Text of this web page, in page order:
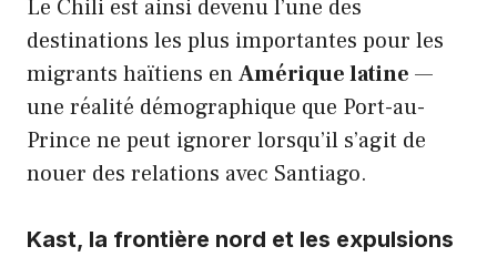
Le Chili est ainsi devenu l’une des
destinations les plus importantes pour les
migrants haïtiens enAmérique latine —
une réalité démographique que Port-au-
Prince ne peut ignorer lorsqu’il s’agit de
nouer des relations avec Santiago.
Kast, la frontière nord et les expulsions